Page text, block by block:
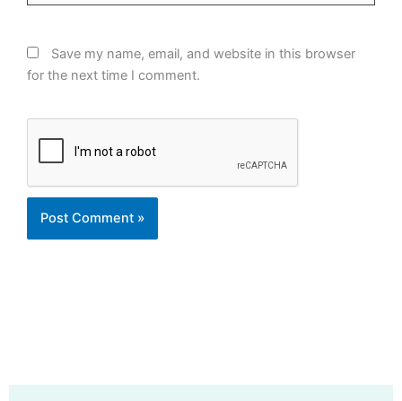
Save my name, email, and website in this browser
for the next time I comment.